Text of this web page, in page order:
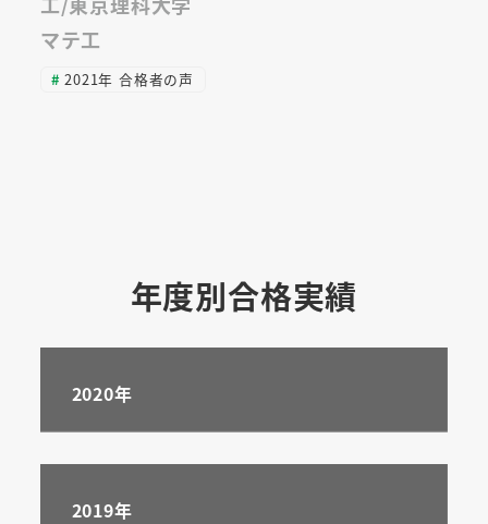
マテ工
2021年 合格者の声
年度別合格実績
2020年
2019年